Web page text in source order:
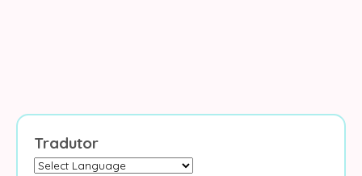
Tradutor